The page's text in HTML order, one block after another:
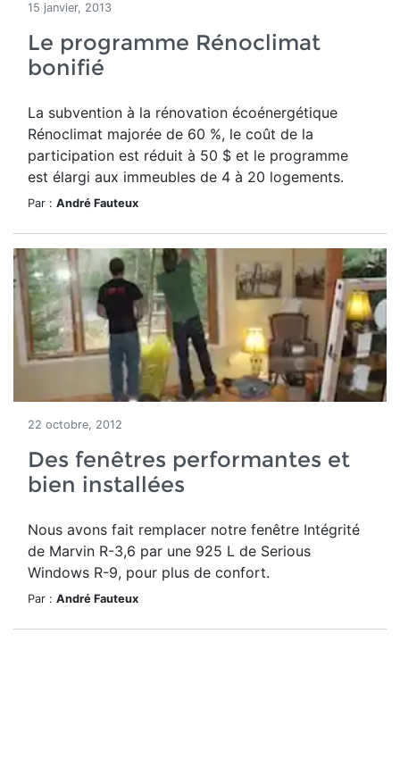
15 janvier, 2013
Le programme Rénoclimat
bonifié
La subvention à la rénovation écoénergétique
Rénoclimat majorée de 60 %, le coût de la
participation est réduit à 50 $ et le programme
est élargi aux immeubles de 4 à 20 logements.
Par : André Fauteux
22 octobre, 2012
Des fenêtres performantes et
bien installées
Nous avons fait remplacer notre fenêtre Intégrité
de Marvin R-3,6 par une 925 L de Serious
Windows R-9, pour plus de confort.
Par : André Fauteux